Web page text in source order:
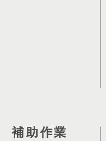
補助作業